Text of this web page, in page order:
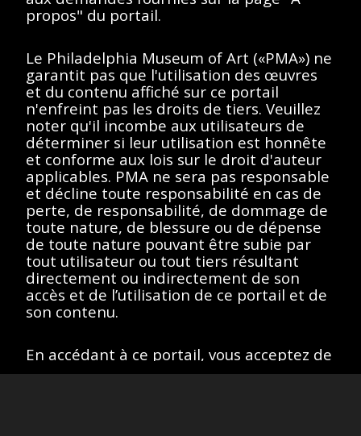
supprimer les filtres ou
essayez un autre terme
de recherche.
Afficher éléments << < >
Toutes les œuvres de ce site sont protégées par les lois sur
le droit d'auteur des États-Unis, de la France ou d'autres
pays, selon le cas, ou peuvent comporter certaines
restrictions quant à leur utilisation respective. L’ensemble des
droits de propriété intellectuelle sont détenus par les titulaires
des droits d’auteurs afférents. Les utilisateurs doivent se
Site version : 1.0
propos" du portail.
Le Philadelphia Museum of Art («PMA») ne
garantit pas que l'utilisation des œuvres
et du contenu affiché sur ce portail
n'enfreint pas les droits de tiers. Veuillez
noter qu'il incombe aux utilisateurs de
déterminer si leur utilisation est honnête
et conforme aux lois sur le droit d'auteur
applicables. PMA ne sera pas responsable
et décline toute responsabilité en cas de
perte, de responsabilité, de dommage de
toute nature, de blessure ou de dépense
de toute nature pouvant être subie par
tout utilisateur ou tout tiers résultant
directement ou indirectement de son
accès et de l’utilisation de ce portail et de
son contenu.
En accédant à ce portail, vous acceptez de
respecter ces conditions et restrictions. Si